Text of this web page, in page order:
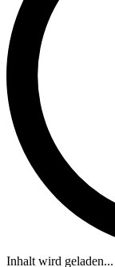
Inhalt wird geladen...